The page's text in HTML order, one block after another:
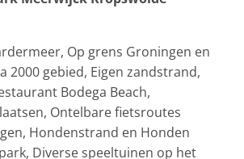
Op grens Groningen en
2000 gebied, Eigen zandstrand,
Bodega Beach,
Ontelbare fietsroutes
Hondenstrand en Honden
Diverse speeltuinen op het